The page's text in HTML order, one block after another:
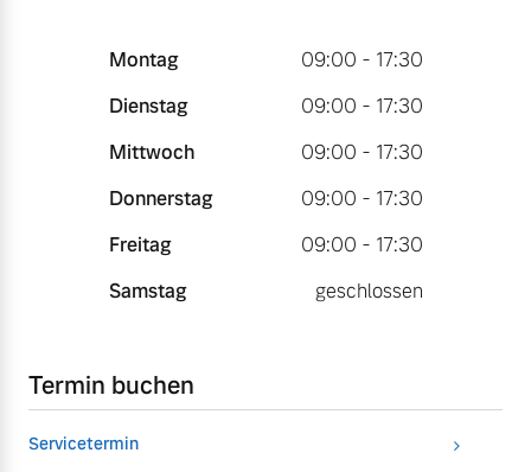
Montag
09:00 - 17:30
Dienstag
09:00 - 17:30
Mittwoch
09:00 - 17:30
Donnerstag
09:00 - 17:30
Freitag
09:00 - 17:30
Samstag
geschlossen
Termin buchen
Servicetermin